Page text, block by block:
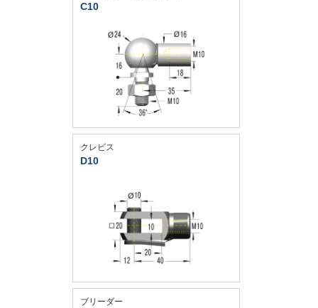
C10
クレビス
D10
ブリーダー